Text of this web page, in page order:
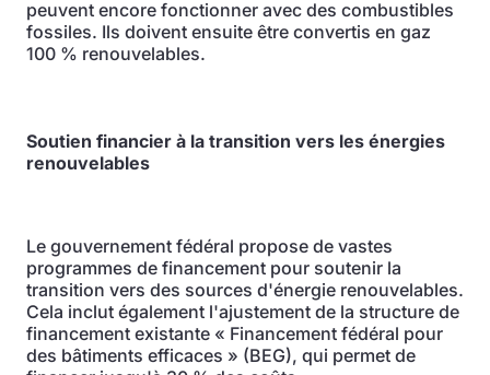
peuvent encore fonctionner avec des combustibles
fossiles. Ils doivent ensuite être convertis en gaz
100 % renouvelables.
Soutien financier à la transition vers les énergies
renouvelables
Le gouvernement fédéral propose de vastes
programmes de financement pour soutenir la
transition vers des sources d'énergie renouvelables.
Cela inclut également l'ajustement de la structure de
financement existante « Financement fédéral pour
des bâtiments efficaces » (BEG), qui permet de